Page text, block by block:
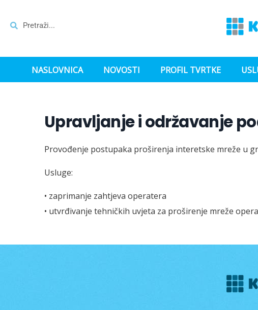
NASLOVNICA NOVOSTI PROFIL TVRTKE
Upravljanje i održavanje
Provođenje postupaka proširenja interetske mreže u
Usluge:
• zaprimanje zahtjeva operatera
• utvrđivanje tehničkih uvjeta za proširenje mreže